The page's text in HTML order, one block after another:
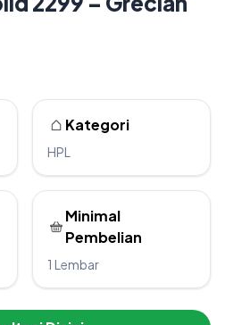
Kategori
HPL
Minimal
Pembelian
1 Lembar